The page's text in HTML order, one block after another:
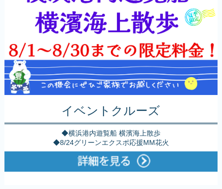
イベントクルーズ
◆横浜港内遊覧船 横濱海上散歩
◆8/24グリーンエクスポ応援MM花火